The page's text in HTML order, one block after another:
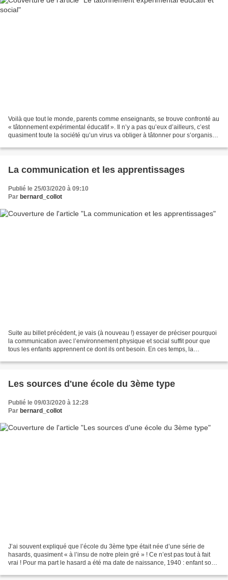
Voilà que tout le monde, parents comme enseignants, se trouve confronté au
« tâtonnement expérimental éducatif ». Il n’y a pas qu’eux d’ailleurs, c’est
quasiment toute la société qu’un virus va obliger à tâtonner pour s’organiser,
La communication et les apprentissages
Publié le 25/03/2020 à 09:10
Par bernard_collot
Suite au billet précédent, je vais (à nouveau !) essayer de préciser pourquoi
la communication avec l’environnement physique et social suffit pour que
tous les enfants apprennent ce dont ils ont besoin. En ces temps, la
Les sources d'une école du 3ème type
Publié le 09/03/2020 à 12:28
Par bernard_collot
J’ai souvent expliqué que l’école du 3ème type était née d’une série de
hasards, quasiment « à l’insu de notre plein gré » ! Ce n’est pas tout à fait
vrai ! Pour ma part le hasard a été ma date de naissance, 1940 : enfant sous